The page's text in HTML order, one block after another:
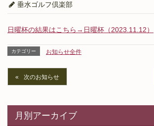
垂水ゴルフ倶楽部
日曜杯の結果はこちら→日曜杯（2023.11.12）
カテゴリー お知らせ全件
次のお知らせ
月別アーカイブ